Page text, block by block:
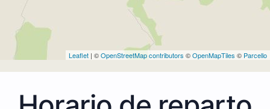
Leaflet | ©OpenStreetMap contributors ©OpenMapTiles © Parcello